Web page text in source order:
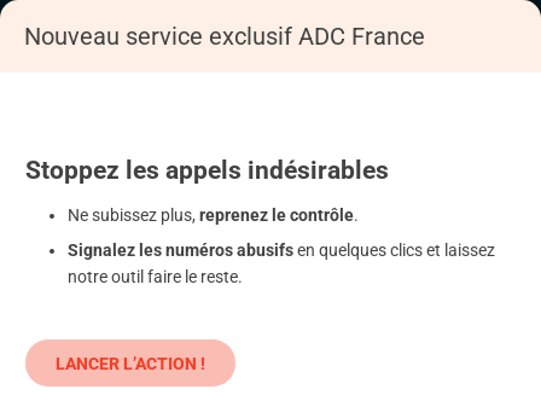
Nouveau service exclusif ADC France
Stoppez les appels indésirables
Ne subissez plus, reprenez le contrôle.
Signalez les numéros abusifsen quelques clics et laissez
notre outil faire le reste.
LANCER L’ACTION !